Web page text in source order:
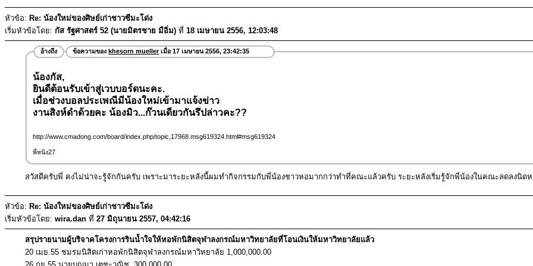
หัวข้อ: Re: น้องใหม่ของศิษย์เก่าชาวซีมะโด่ง
เริ่มหัวข้อโดย: กัส รัฐศาสตร์ 52 (นายมิตรชาย มีอิ่ม) ที่ 18 เมษายน 2556, 12:03:48
อ้างถึง ข้อความของkhesorn muellerเมื่อ 17 เมษายน 2556, 23:42:35
น้องกัส,
ยินดีต้อนรับเข้าสู่เวบบอร์ดนะคะ.
เมื่อช่วงบอลประเพณีมีน้องใหม่เข้ามาแจ้งข่าว
งานสิงห์ดำด้วยคะ น้องมิว...ก๊วนเดียวกันรึปล่าวคะ??
http://www.cmadong.com/board/index.php/topic,17968.msg619324.html#msg619324
พี่หนิง27
สวัสดีครับพี่ คงไม่น่าจะรู้จักกันครับ เพราะมาระยะหลังนี้ผมทำกิจกรรมกับพี่น้องชาวหอมากกว่าทำที่คณะแล้วครับ ระยะหลังเริ่มรู้จักพี่น้องในคณะลดลงนิด
หัวข้อ: Re: น้องใหม่ของศิษย์เก่าชาวซีมะโด่ง
เริ่มหัวข้อโดย: wira.dan ที่ 27 มิถุนายน 2557, 04:42:16
สรุปรายนามผู้บริจาคโครงการรินน้ำใจให้หอพักนิสิตจุฬาลงกรณ์มหาวิทยาลัยที่โอนเงินให้มหาวิทยาลัยแล้ว
20 เมย.55 ชมรมนิสิตเก่าหอพักนิสิตจุฬาลงกรณ์มหาวิทยาลัย 1,000,000.00